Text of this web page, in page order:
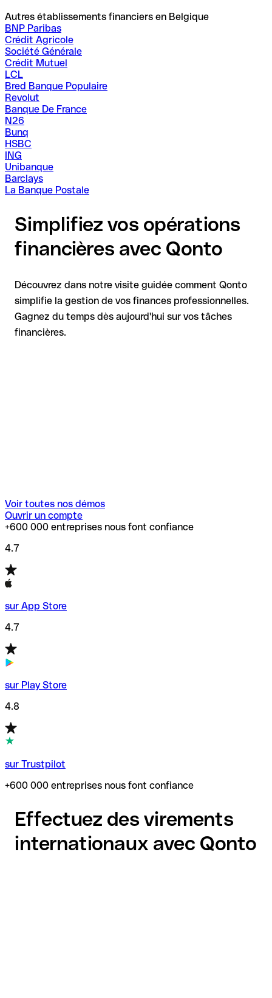
Autres établissements financiers en Belgique
BNP Paribas
Crédit Agricole
Société Générale
Crédit Mutuel
LCL
Bred Banque Populaire
Revolut
Banque De France
N26
Bunq
HSBC
ING
Unibanque
Barclays
La Banque Postale
Simplifiez vos opérations
financières avec Qonto
Découvrez dans notre visite guidée comment Qonto
simplifie la gestion de vos finances professionnelles.
Gagnez du temps dès aujourd'hui sur vos tâches
financières.
Voir toutes nos démos
Ouvrir un compte
+600 000 entreprises nous font confiance
4.7
sur App Store
4.7
sur Play Store
4.8
sur Trustpilot
+600 000 entreprises nous font confiance
Effectuez des virements
internationaux avec Qonto